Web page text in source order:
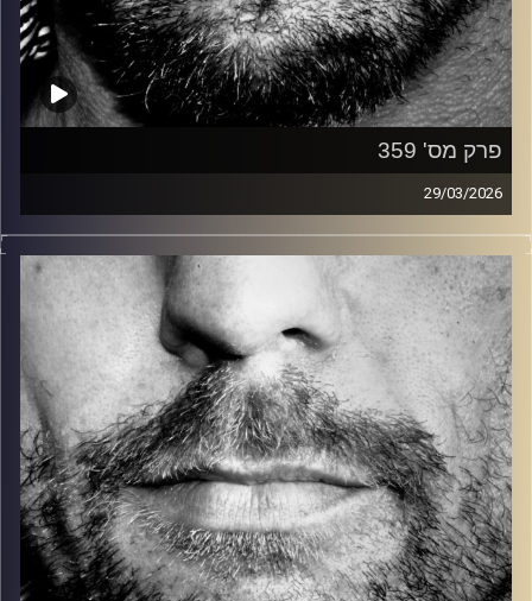
פרק מס' 359
29/03/2026
זיפים, מוזיקה מחוספסת של הופעות חיות. הרבה ג'אם, רוק,
בלוז, bluegrass, ג'אז, Fאנק, פרוגרסיב ואפילו אלקטרוניקה.
כל מה שחי, אמיתי ונושם.
עם שמוליק רגב.
קרדיט תמונות: David Goehring